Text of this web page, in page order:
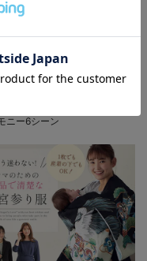
する
ニー6シーン